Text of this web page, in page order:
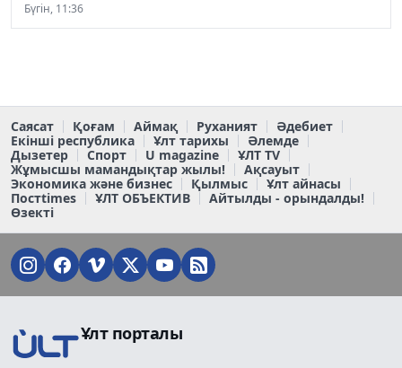
Бүгін, 11:36
Саясат Қоғам Аймақ Руханият
Әдебиет
Екінші республика
Ұлт тарихы
Әлемде
Дызетер
Спорт U magazine
ҰЛТ TV
Жұмысшы мамандықтар жылы!
Ақсауыт
Экономика және бизнес
Қылмыс
Ұлт айнасы
Постtimes
ҰЛТ ОБЪЕКТИВ
Айтылды - орындалды!
Өзекті
Ұлт порталы